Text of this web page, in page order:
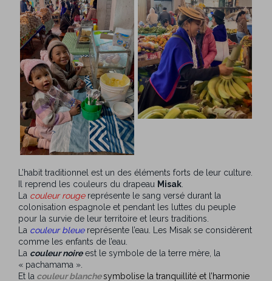
L’habit traditionnel est un des éléments forts de leur culture.
Il reprend les couleurs du drapeau Misak
La couleur rougereprésente le sang versé durant la
colonisation espagnole et pendant les luttes du peuple
pour la survie de leur territoire et leurs traditions.
La couleur bleuereprésente l’eau. Les Misak se considèrent
comme les enfants de l’eau.
La couleur noireest le symbole de la terre mère, la
« pachamama ».
Et la couleur blanchesymbolise la tranquillité et l’harmonie